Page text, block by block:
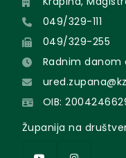
049/329-111
049/329-255
Radnim danom
OIB:
Županija na